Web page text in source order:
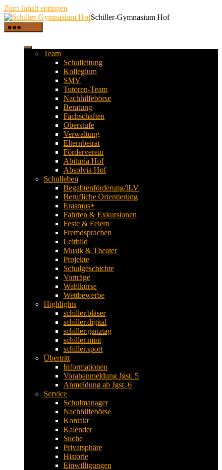
Zum Inhalt springen
Schiller-Gymnasium Hof
Menü
Team
Schulleitung
Kollegium
SMV
Tutoren-Team
Nachhilfebörse
Beratung
Fachschaften
Oberstufe
Verwaltung
Elternbeirat
Förderverein
Abituria Hof
Absolvia Hof
Schulleben
Begabtenförderung/ILV
Berufliche Orientierung
Erasmus+
Fahrten & Exkursionen
Feste & Feiern
Fremdsprachen
Leitbild
Musik & Theater
Projekte
Schulgeschichte
Vorträge
Wahlkurse
Wettbewerbe
Highlights
schiller.bläser
schiller.digital
schiller.ganztag
schiller.mint
schiller.sport
Übertritt
Informationen
Vorabanmeldung Jgst. 5
Anmeldung ab Jgst. 6
Service
Schulmanager
Nachhilfebörse
Kontakt
Kalender
Suche
Privatsphäre
Historie
Einwilligungen